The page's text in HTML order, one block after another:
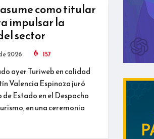
como titular
impulsar la
sector
2026 157
ayer Turiweb en calidad
Valencia Espinoza juró
Estado en el Despacho
en una ceremonia